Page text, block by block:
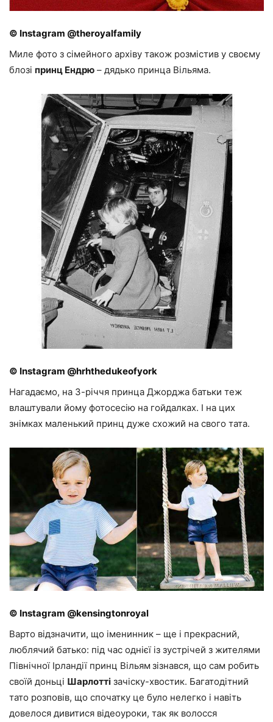
© Instagram @theroyalfamily
Миле фото з сімейного архіву також розмістив у своєму
блозі принц Ендрю – дядько принца Вільяма.
© Instagram @hrhthedukeofyork
Нагадаємо, на 3-річчя принца Джорджа батьки теж
влаштували йому фотосесію на гойдалках. І на цих
знімках маленький принц дуже схожий на свого тата.
© Instagram @kensingtonroyal
Варто відзначити, що іменинник – ще і прекрасний,
люблячий батько: під час однієї із зустрічей з жителями
Північної Ірландії принц Вільям зізнався, що сам робить
своїй доньці Шарлотті зачіску-хвостик. Багатодітний
тато розповів, що спочатку це було нелегко і навіть
довелося дивитися відеоуроки, так як волосся